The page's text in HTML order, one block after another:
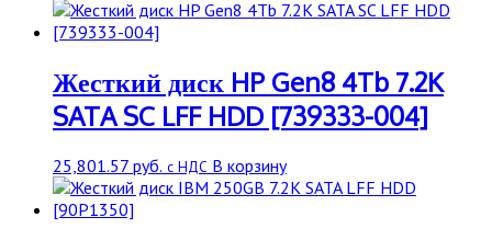
Жесткий диск HP Gen8 4Tb 7.2K
SATA SC LFF HDD [739333-004]
25,801.57 руб. с НДС В корзину